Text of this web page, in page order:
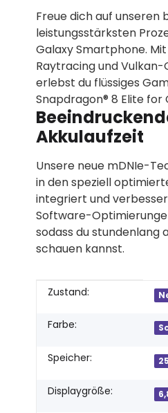
Freue dich auf unseren
leistungsstärksten
Galaxy Smartphone.
Raytracing und
erlebst du flüssiges
Snapdragon® 8 Elite for
Akkulaufzeit
Unsere neue mDNIe-
in den speziell
integriert und
Software-
sodass du stundenlang
schauen kannst.
Produkteigenschaft
Wert
Zustand:
Farbe:
Speicher:
Displaygröße: